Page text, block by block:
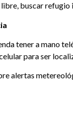
buscar
tener a mano
para ser
alertas